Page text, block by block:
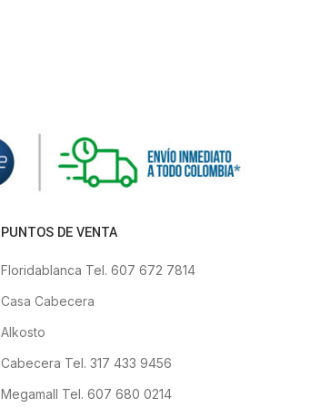
PUNTOS DE VENTA
Floridablanca Tel. 607 672 7814
Casa Cabecera
Alkosto
Cabecera Tel. 317 433 9456
Megamall Tel. 607 680 0214